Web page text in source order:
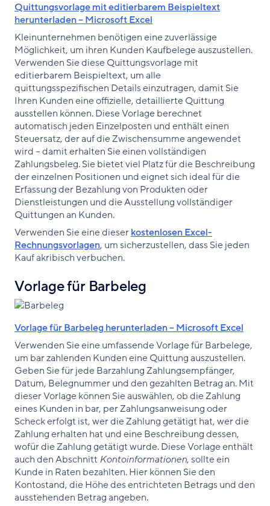
Quittungsvorlage mit editierbarem Beispieltext
herunterladen – Microsoft Excel
Kleinunternehmen benötigen eine zuverlässige
Möglichkeit, um ihren Kunden Kaufbelege auszustellen.
Verwenden Sie diese Quittungsvorlage mit
editierbarem Beispieltext, um alle
quittungsspezifischen Details einzutragen, damit Sie
Ihren Kunden eine offizielle, detaillierte Quittung
ausstellen können. Diese Vorlage berechnet
automatisch jeden Einzelposten und enthält einen
Steuersatz, der auf die Zwischensumme angewendet
wird – damit erhalten Sie einen vollständigen
Zahlungsbeleg. Sie bietet viel Platz für die Beschreibung
der einzelnen Positionen und eignet sich ideal für die
Erfassung der Bezahlung von Produkten oder
Dienstleistungen und die Ausstellung vollständiger
Quittungen an Kunden.
Verwenden Sie eine dieserkostenlosen Excel-
Rechnungsvorlagen, um sicherzustellen, dass Sie jeden
Kauf akribisch verbuchen.
Vorlage für Barbeleg
Vorlage für Barbeleg herunterladen – Microsoft Excel
Verwenden Sie eine umfassende Vorlage für Barbelege,
um bar zahlenden Kunden eine Quittung auszustellen.
Geben Sie für jede Barzahlung Zahlungsempfänger,
Datum, Belegnummer und den gezahlten Betrag an. Mit
dieser Vorlage können Sie auswählen, ob die Zahlung
eines Kunden in bar, per Zahlungsanweisung oder
Scheck erfolgt ist, wer die Zahlung getätigt hat, wer die
Zahlung erhalten hat und eine Beschreibung dessen,
wofür die Zahlung getätigt wurde. Diese Vorlage enthält
auch den Abschnitt Kontoinformationen, sollte ein
Kunde in Raten bezahlten. Hier können Sie den
Kontostand, die Höhe des entrichteten Betrags und den
ausstehenden Betrag angeben.